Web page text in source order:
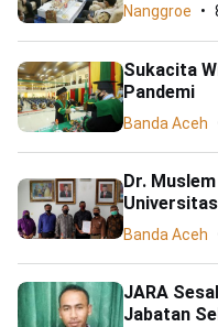
Nanggroe
Sukacita
Pandemi
Banda Aceh
Dr.
Banda Aceh
JARA
Jabatan